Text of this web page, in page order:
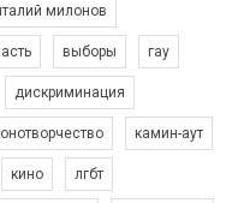
Зупинимо насильство проти ЛГБТ в Україні! Stop violence against LGBT in Ukraine!
промо-ролік на
милонов
выборы гау
дискриминация
камин-аут
кино лгбт